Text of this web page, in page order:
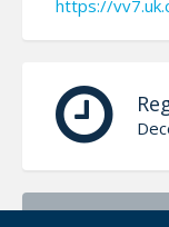
https://
Bio